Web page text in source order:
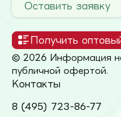
Оставить заявку
Получить
© 2026 Информация
публичной офертой.
Контакты
8 (495) 723-86-77